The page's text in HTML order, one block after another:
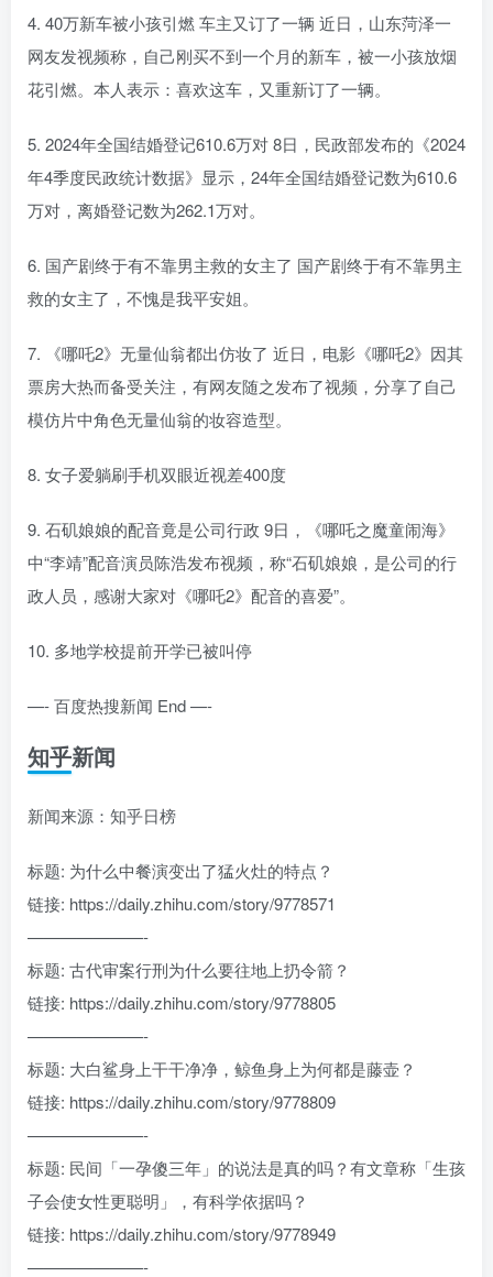
4. 40万新车被小孩引燃 车主又订了一辆 近日，山东菏泽一
网友发视频称，自己刚买不到一个月的新车，被一小孩放烟
花引燃。本人表示：喜欢这车，又重新订了一辆。
5. 2024年全国结婚登记610.6万对 8日，民政部发布的《2024
年4季度民政统计数据》显示，24年全国结婚登记数为610.6
万对，离婚登记数为262.1万对。
6. 国产剧终于有不靠男主救的女主了 国产剧终于有不靠男主
救的女主了，不愧是我平安姐。
7. 《哪吒2》无量仙翁都出仿妆了 近日，电影《哪吒2》因其
票房大热而备受关注，有网友随之发布了视频，分享了自己
模仿片中角色无量仙翁的妆容造型。
8. 女子爱躺刷手机双眼近视差400度
9. 石矶娘娘的配音竟是公司行政 9日，《哪吒之魔童闹海》
中“李靖”配音演员陈浩发布视频，称“石矶娘娘，是公司的行
政人员，感谢大家对《哪吒2》配音的喜爱”。
10. 多地学校提前开学已被叫停
—- 百度热搜新闻 End —-
知乎新闻
新闻来源：知乎日榜
标题: 为什么中餐演变出了猛火灶的特点？
链接: https://daily.zhihu.com/story/9778571
———————-
标题: 古代审案行刑为什么要往地上扔令箭？
链接: https://daily.zhihu.com/story/9778805
———————-
标题: 大白鲨身上干干净净，鲸鱼身上为何都是藤壶？
链接: https://daily.zhihu.com/story/9778809
———————-
标题: 民间「一孕傻三年」的说法是真的吗？有文章称「生孩
子会使女性更聪明」，有科学依据吗？
链接: https://daily.zhihu.com/story/9778949
———————-